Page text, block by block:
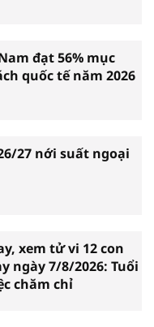
đạt 56% mục
quốc tế năm 2026
27 nới suất ngoại
xem tử vi 12 con
ngày 7/8/2026: Tuổi
chăm chỉ